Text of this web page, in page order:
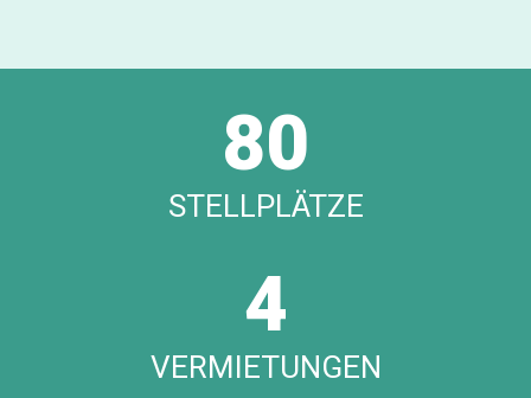
80
STELLPLÄTZE
4
VERMIETUNGEN